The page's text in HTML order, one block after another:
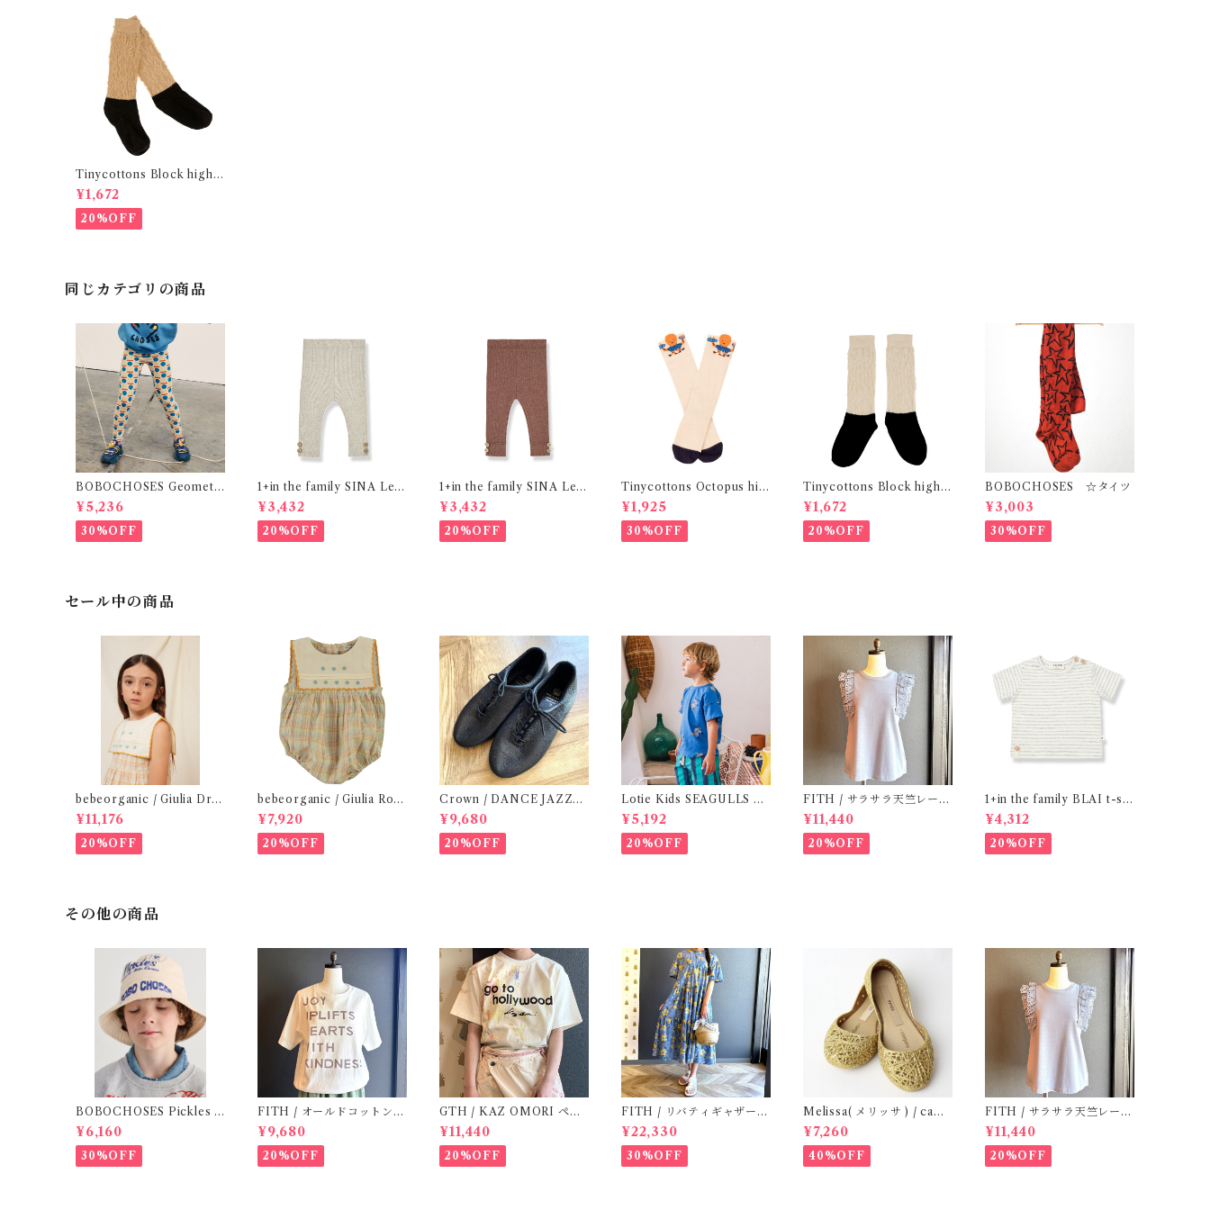
Tinycottons Block hight
socks(Be×Bk)
¥1,672
20%OFF
同じカテゴリの商品
BOBOCHOSES Geometri
¥5,236
30%OFF
1+in the family SINA Leg
¥3,432
20%OFF
1+in the family SINA Leg
gings / Pumpkin ( 24～48
ｍ )
¥3,432
20%OFF
Tinycottons Octopus hig
h socks
¥1,925
30%OFF
Tinycottons Block hight
socks(White×Navy)
¥1,672
20%OFF
BOBOCHOSES ☆タイツ
¥3,003
30%OFF
セール中の商品
bebeorganic / Giulia Dres
s Lagoon Check (2-6y)
¥11,176
20%OFF
bebeorganic / Giulia Rom
per Lagoon Check( 6・12
ｍ)
¥7,920
20%OFF
Crown / DANCE JAZZ
(3:22cm / 6:24-24,5 ) Bla
ck
¥9,680
20%OFF
Lotie Kids SEAGULLS Te
e (12m- 8Y)
¥5,192
20%OFF
FITH / サラサラ天竺レース
Tシャツ (BL) / 145・155
¥11,440
20%OFF
1+in the family BLAI t-shi
rt (Grey)
¥4,312
20%OFF
その他の商品
BOBOCHOSES Pickles r
eversible hat / 52,54
¥6,160
30%OFF
FITH / オールドコットン J
OY Tシャツ(White) / Size
2
¥9,680
20%OFF
GTH / KAZ OMORI ペイ
ントTee
¥11,440
20%OFF
FITH / リバティギャザーワ
ンピース / Size 2
¥22,330
30%OFF
Melissa( メリッサ ) / camp
ana ( Gold )28-33
¥7,260
40%OFF
FITH / サラサラ天竺レース
Tシャツ (BL) / 145・155
¥11,440
20%OFF